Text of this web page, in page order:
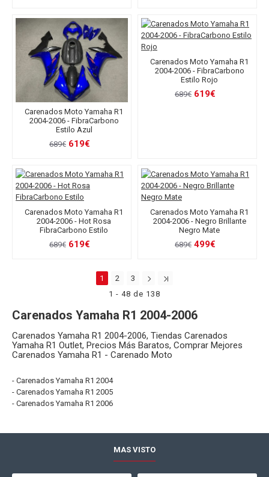
- Carenados Yamaha R1 2004
- Carenados Yamaha R1 2005
- Carenados Yamaha R1 2006
Carenados Moto Yamaha R1
2004-2006 - FibraCarbono
Estilo Azul
689€ 619€
Carenados Moto Yamaha R1
2004-2006 - FibraCarbono
Estilo Rojo
689€ 619€
Carenados Moto Yamaha R1
2004-2006 - Hot Rosa
FibraCarbono Estilo
689€ 619€
Carenados Moto Yamaha R1
2004-2006 - Negro Brillante
Negro Mate
689€ 499€
1 2
3
1 - 48 de 138
Carenados Yamaha R1 2004-2006
Carenados Yamaha R1 2004-2006, Tiendas Carenados
Yamaha R1 Outlet, Precios Más Baratos, Comprar Mejores
Carenados Yamaha R1 - Carenado Moto
MAS VISTO